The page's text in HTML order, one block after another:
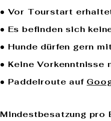
• Vor Tourstart
• Es befinden sich
• Hunde dürfen gern
• Keine Vorkenntnisse
• Paddelroute auf
Mindestbesatzung pro